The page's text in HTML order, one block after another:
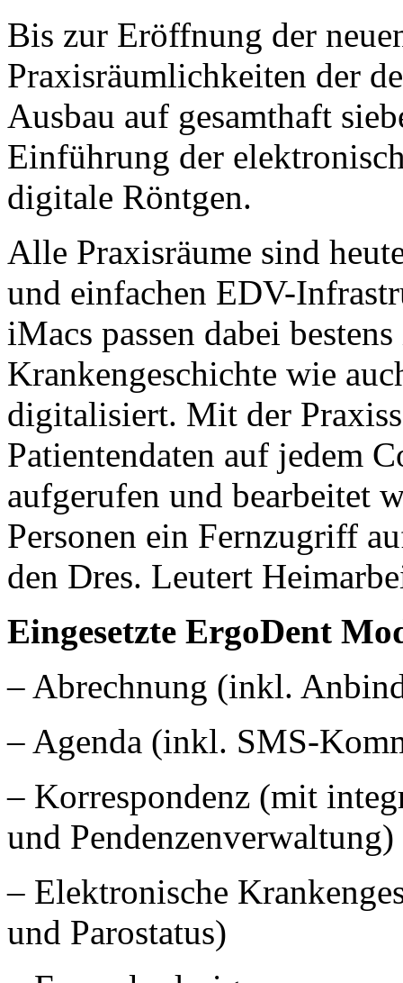
Bis zur Eröffnung der
Praxisräumlichkeiten der
Ausbau auf gesamthaft
Einführung der
digitale Röntgen.
Alle Praxisräume sind
und einfachen EDV-
iMacs passen dabei
Krankengeschichte wie
digitalisiert. Mit der
Patientendaten auf jedem
aufgerufen und bearbeitet
Personen ein Fernzugriff
den Dres. Leutert
Eingesetzte ErgoDent
– Abrechnung (inkl.
– Agenda (inkl. SMS-
– Korrespondenz (mit
und Pendenzenverwaltung)
– Elektronische
und Parostatus)